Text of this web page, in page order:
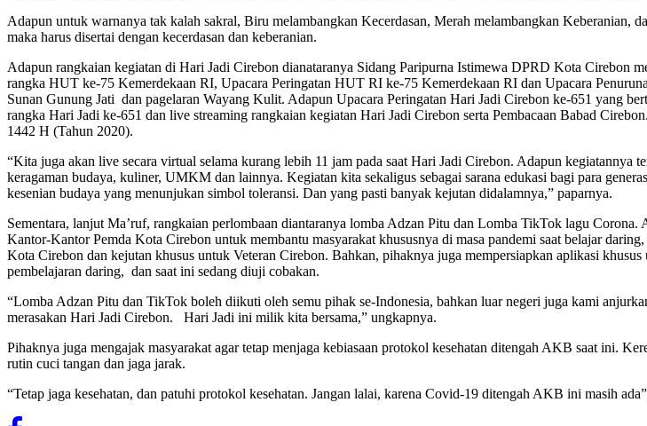
Adapun untuk warnanya tak kalah sakral, Biru melambangkan Kecerdasan, Merah melambangkan
maka harus disertai dengan kecerdasan dan keberanian.
Adapun rangkaian kegiatan di Hari Jadi Cirebon dianataranya Sidang Paripurna Istimewa DPRD Kota Cirebon
rangka HUT ke-75 Kemerdekaan RI, Upacara Peringatan HUT RI ke-75 Kemerdekaan RI dan Upacara
Sunan Gunung Jati dan pagelaran Wayang Kulit. Adapun Upacara Peringatan Hari Jadi Cirebon ke-651 yang
rangka Hari Jadi ke-651 dan live streaming rangkaian kegiatan Hari Jadi Cirebon serta Pembacaan Babad
1442 H (Tahun 2020).
“Kita juga akan live secara virtual selama kurang lebih 11 jam pada saat Hari Jadi Cirebon. Adapun kegiatannya
keragaman budaya, kuliner, UMKM dan lainnya. Kegiatan kita sekaligus sebagai sarana edukasi bagi para
kesenian budaya yang menunjukan simbol toleransi. Dan yang pasti banyak kejutan didalamnya,” paparnya.
Sementara, lanjut Ma’ruf, rangkaian perlombaan diantaranya lomba Adzan Pitu dan Lomba TikTok lagu
Kantor-Kantor Pemda Kota Cirebon untuk membantu masyarakat khususnya di masa pandemi saat belajar
Kota Cirebon dan kejutan khusus untuk Veteran Cirebon. Bahkan, pihaknya juga mempersiapkan aplikasi
pembelajaran daring, dan saat ini sedang diuji cobakan.
“Lomba Adzan Pitu dan TikTok boleh diikuti oleh semu pihak se-Indonesia, bahkan luar negeri juga kami
merasakan Hari Jadi Cirebon. Hari Jadi ini milik kita bersama,” ungkapnya.
Pihaknya juga mengajak masyarakat agar tetap menjaga kebiasaan protokol kesehatan ditengah AKB saat ini.
rutin cuci tangan dan jaga jarak.
“Tetap jaga kesehatan, dan patuhi protokol kesehatan. Jangan lalai, karena Covid-19 ditengah AKB ini masih